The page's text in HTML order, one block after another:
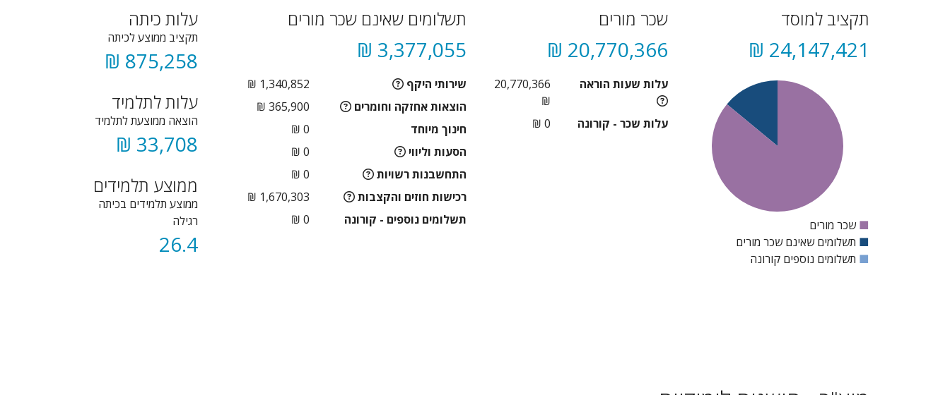
תקציב למוסד
24,147,421 ₪
■שכר מורים
■ תשלומים שאינם שכר מורים
■ תשלומים נוספים קורונה
שכר מורים
20,770,366 ₪
עלות שעות הוראה
20,770,366
₪
עלות שכר - קורונה
0 ₪
תשלומים שאינם שכר מורים
3,377,055 ₪
שירותי היקף
1,340,852 ₪
הוצאות אחזקה וחומרים
365,900 ₪
חינוך מיוחד
0 ₪
הסעות וליווי
0
₪
התחשבנות רשויות
0
₪
רכישות חוזים והקצבות
1,670,303 ₪
תשלומים נוספים - קורונה
0 ₪
עלות כיתה
תקציב ממוצע לכיתה
875,258 ₪
עלות לתלמיד
הוצאה ממוצעת לתלמיד
33,708 ₪
ממוצע תלמידים
ממוצע תלמידים בכיתה
רגילה
26.4